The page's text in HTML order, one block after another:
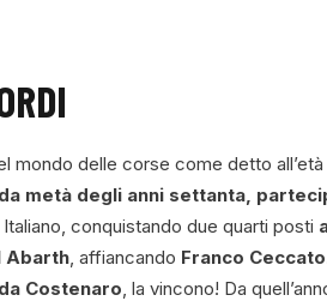
mondo delle corse come detto
metà degli anni settanta,
conquistando due quarti posti
Abarth, affiancando Franco Ceccato
Costenaro, la vincono! Da